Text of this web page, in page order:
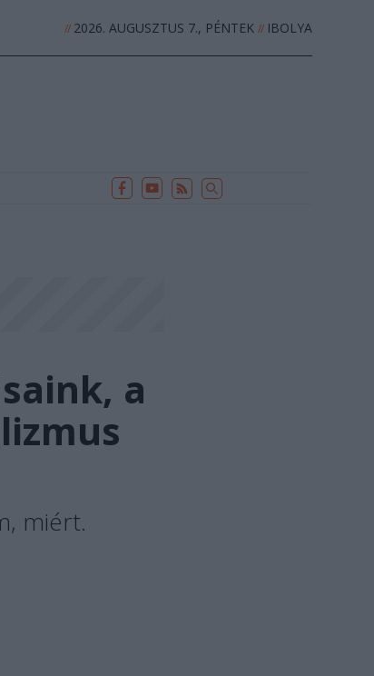
//2026. AUGUSZTUS 7., PÉNTEK //IBOLYA
ARCHÍVUM
a
miért.